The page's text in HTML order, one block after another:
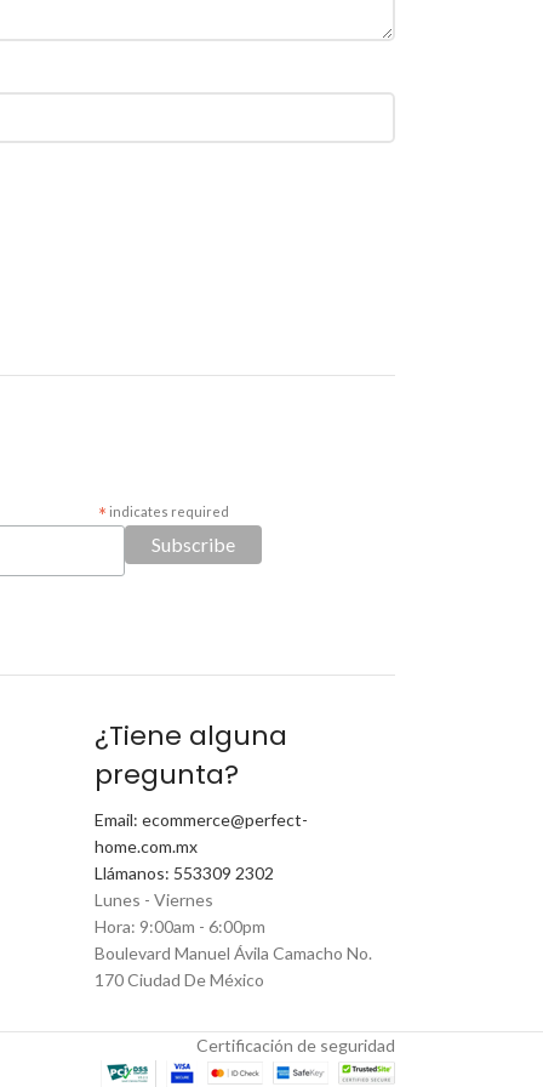
* indicates required
¿Tiene alguna
pregunta?
Email: ecommerce@perfect-
home.com.mx
Llámanos: 553309 2302
Lunes - Viernes
Hora: 9:00am - 6:00pm
Boulevard Manuel Ávila Camacho No.
170 Ciudad De México
Certificación de seguridad